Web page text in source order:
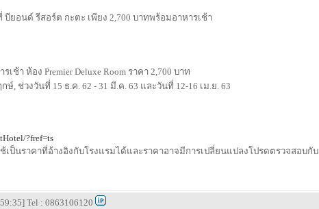
ยอนด์ รีสอร์ต กะตะ เพียง 2,700 บาทพร้อมอาหารเช้า
ช้า ห้อง Premier Deluxe Room ราคา 2,700 บาท
ช่วงวันที่ 15 ธ.ค. 62 - 31 มี.ค. 63 และวันที่ 12-16 เม.ย. 63
?fref=ts
ป็นราคาที่อ้างอิงกับโรงแรมได้และราคาอาจมีการเปลี่ยนแปลงโปรดตรวจสอบกับ
Tel : 0863106120